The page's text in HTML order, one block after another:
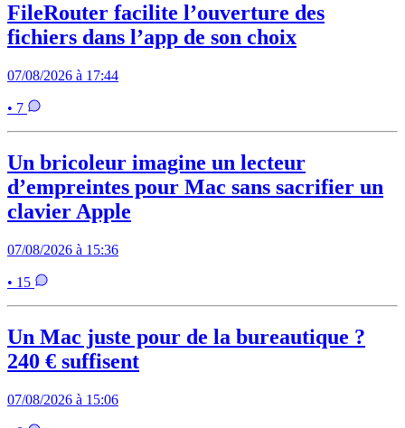
FileRouter facilite l’ouverture des
fichiers dans l’app de son choix
07/08/2026 à 17:44
• 7
Un bricoleur imagine un lecteur
d’empreintes pour Mac sans sacrifier un
clavier Apple
07/08/2026 à 15:36
• 15
Un Mac juste pour de la bureautique ?
240 € suffisent
07/08/2026 à 15:06